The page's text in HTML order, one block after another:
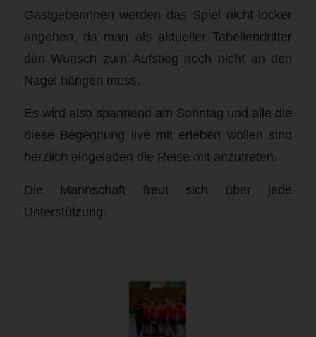
Gastgeberinnen werden das Spiel nicht locker
angehen, da man als aktueller Tabellendritter
den Wunsch zum Aufstieg noch nicht an den
Nagel hängen muss.
Es wird also spannend am Sonntag und alle die
diese Begegnung live mit erleben wollen sind
herzlich eingeladen die Reise mit anzutreten.
Die Mannschaft freut sich über jede
Unterstützung.